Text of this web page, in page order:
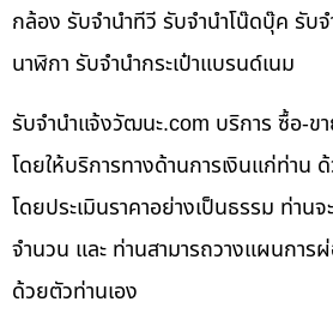
กล้อง รับจำนำทีวี รับจำนำโน๊ดบุ๊ค รับจ
นาฬิกา รับจำนำกระเป๋าแบรนด์เนม
รับจํานําแจ้งวัฒนะ.com บริการ ซื้อ-ข
โดยให้บริการทางด้านการเงินแก่ท่าน ด้
โดยประเมินราคาอย่างเป็นธรรม ท่าน
จำนวน และ ท่านสามารถวางแผนการผ่
ด้วยตัวท่านเอง